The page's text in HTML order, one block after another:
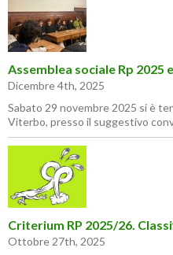
Assemblea sociale Rp 2025
Dicembre 4th, 2025
Sabato 29 novembre 2025 si è
Viterbo, presso il suggestivo
Criterium RP 2025/26.
Ottobre 27th, 2025